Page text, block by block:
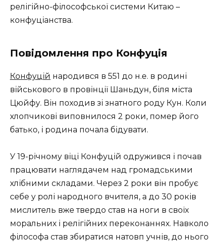
релігійно-філософської системи Китаю –
конфуціанства.
Повідомлення про Конфуція
Конфуцій народився в 551 до н.е. в родині
військового в провінції Шаньдун, біля міста
Цюйфу. Він походив зі знатного роду Кун. Коли
хлопчикові виповнилося 2 роки, помер його
батько, і родина почала бідувати.
У 19-річному віці Конфуцій одружився і почав
працювати наглядачем над громадськими
хлібними складами. Через 2 роки він пробує
себе у ролі народного вчителя, а до 30 років
мислитель вже твердо став на ноги в своїх
моральних і релігійних переконаннях. Навколо
філософа став збиратися натовп учнів, до нього